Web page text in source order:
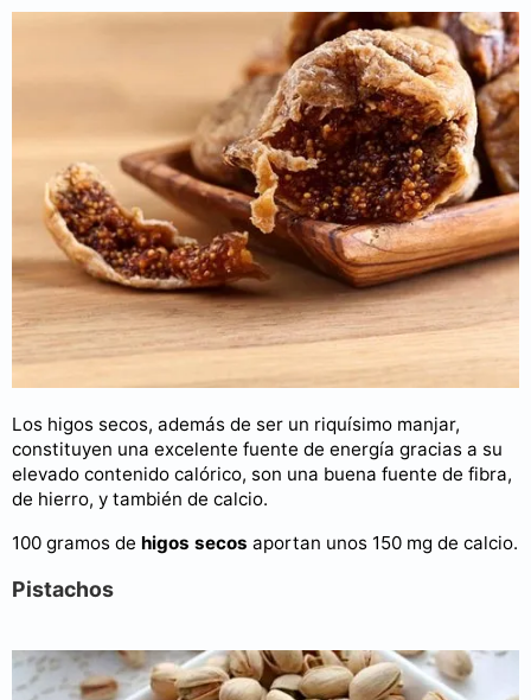
Los higos secos, además de ser un riquísimo manjar,
constituyen una excelente fuente de energía gracias a su
elevado contenido calórico, son una buena fuente de fibra,
de hierro, y también de calcio.
100 gramos de higos secos aportan unos 150 mg de calcio.
Pistachos